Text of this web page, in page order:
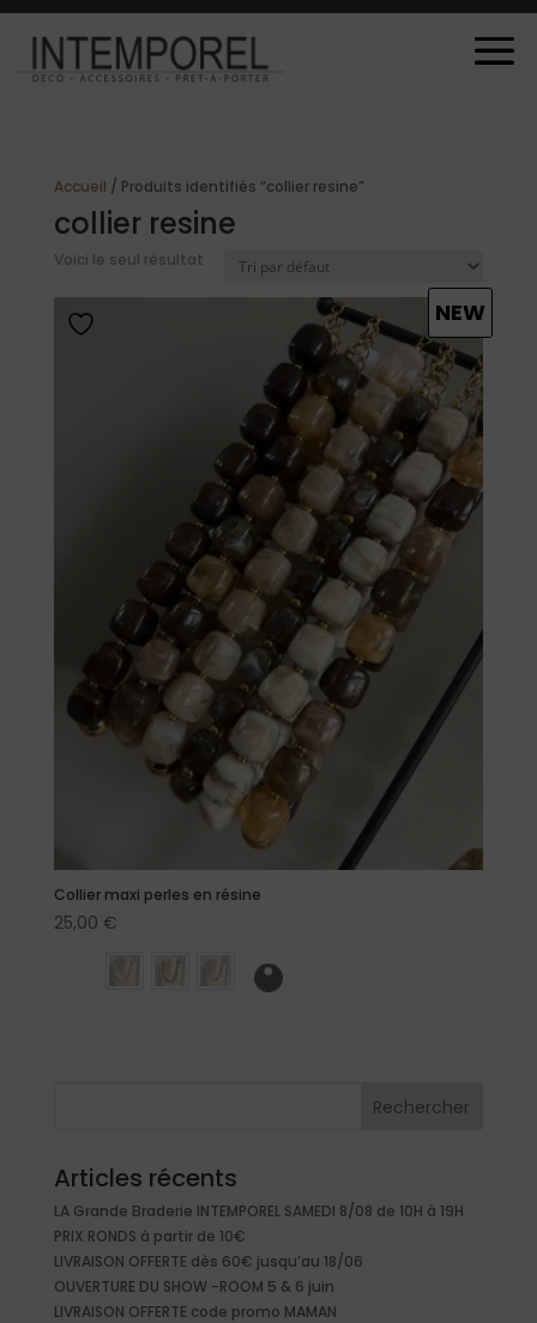
Accueil / Produits identifiés “collier resine”
collier resine
Voici le seul résultat
Collier maxi perles en résine
25,00 €
NEW
Rechercher
Articles récents
LA Grande Braderie INTEMPOREL SAMEDI 8/08 de 10H à 19H
PRIX RONDS à partir de 10€
LIVRAISON OFFERTE dès 60€ jusqu’au 18/06
OUVERTURE DU SHOW -ROOM 5 & 6 juin
LIVRAISON OFFERTE code promo MAMAN